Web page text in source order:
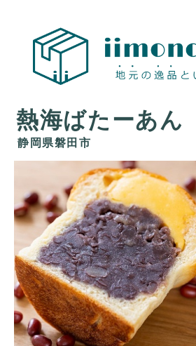
熱海ばたーあん
静岡県磐田市